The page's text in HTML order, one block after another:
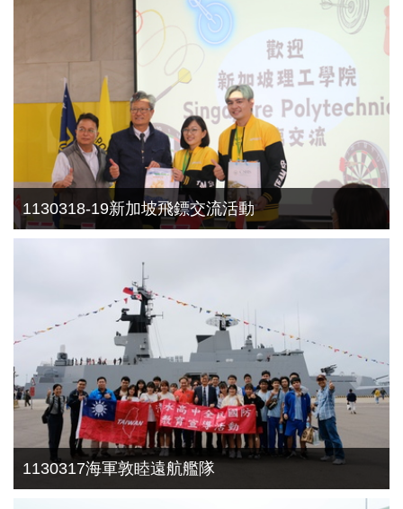
1130318-19新加坡飛鏢交流活動
1130317海軍敦睦遠航艦隊